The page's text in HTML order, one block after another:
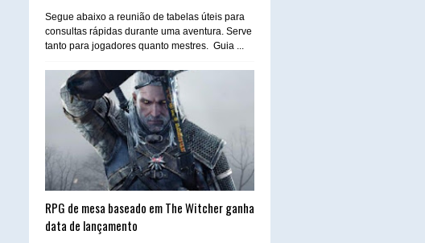
Segue abaixo a reunião de tabelas úteis para
consultas rápidas durante uma aventura. Serve
tanto para jogadores quanto mestres. Guia ...
RPG de mesa baseado em The Witcher ganha
data de lançamento